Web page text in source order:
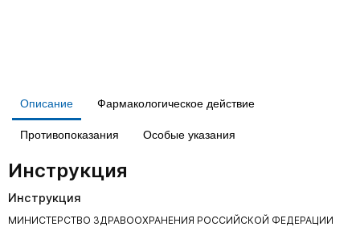
Описание Фармакологическое действие
Противопоказания Особые указания
Инструкция
Инструкция
МИНИСТЕРСТВО ЗДРАВООХРАНЕНИЯ РОССИЙСКОЙ ФЕДЕРАЦИИ